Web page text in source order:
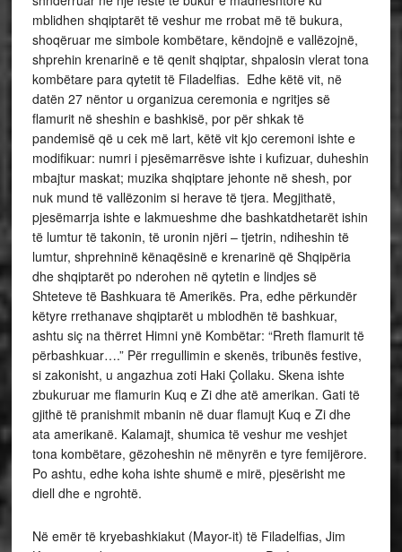
mblidhen shqiptarët të veshur me rrobat më të bukura,
shoqëruar me simbole kombëtare, këndojnë e vallëzojnë,
shprehin krenarinë e të qenit shqiptar, shpalosin vlerat tona
kombëtare para qytetit të Filadelfias. Edhe këtë vit, në
datën 27 nëntor u organizua ceremonia e ngritjes së
flamurit në sheshin e bashkisë, por për shkak të
pandemisë që u cek më lart, këtë vit kjo ceremoni ishte e
modifikuar: numri i pjesëmarrësve ishte i kufizuar, duheshin
mbajtur maskat; muzika shqiptare jehonte në shesh, por
nuk mund të vallëzonim si herave të tjera. Megjithatë,
pjesëmarrja ishte e lakmueshme dhe bashkatdhetarët ishin
të lumtur të takonin, të uronin njëri – tjetrin, ndiheshin të
lumtur, shprehninë kënaqësinë e krenarinë që Shqipëria
dhe shqiptarët po nderohen në qytetin e lindjes së
Shteteve të Bashkuara të Amerikës. Pra, edhe përkundër
këtyre rrethanave shqiptarët u mblodhën të bashkuar,
ashtu siç na thërret Himni ynë Kombëtar: “Rreth flamurit të
përbashkuar….” Për rregullimin e skenës, tribunës festive,
si zakonisht, u angazhua zoti Haki Çollaku. Skena ishte
zbukuruar me flamurin Kuq e Zi dhe atë amerikan. Gati të
gjithë të pranishmit mbanin në duar flamujt Kuq e Zi dhe
ata amerikanë. Kalamajt, shumica të veshur me veshjet
tona kombëtare, gëzoheshin në mënyrën e tyre femijërore.
Po ashtu, edhe koha ishte shumë e mirë, pjesërisht me
diell dhe e ngrohtë.
Në emër të kryebashkiakut (Mayor-it) të Filadelfias, Jim